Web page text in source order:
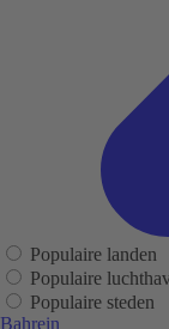
Populaire landen
Populaire
Populaire steden
Bahrein